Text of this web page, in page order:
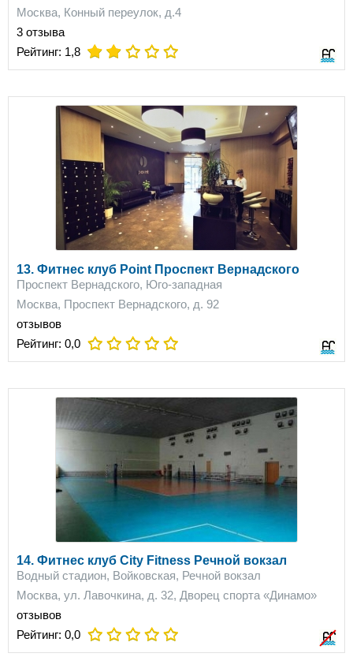
Москва, Конный переулок, д.4
3 отзыва
Рейтинг: 1,8 on
13. Фитнес клуб Point Проспект Вернадского
Проспект Вернадского, Юго-западная
Москва, Проспект Вернадского, д. 92
отзывов
Рейтинг: 0,0
14. Фитнес клуб City Fitness Речной вокзал
Водный стадион, Войковская, Речной вокзал
Москва, ул. Лавочкина, д. 32, Дворец спорта «Динамо»
отзывов
Рейтинг: 0,0